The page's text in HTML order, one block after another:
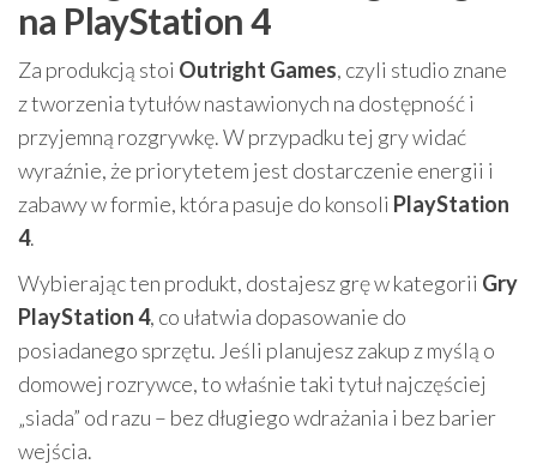
na PlayStation 4
Za produkcją stoi Outright Games, czyli studio znane
z tworzenia tytułów nastawionych na dostępność i
przyjemną rozgrywkę. W przypadku tej gry widać
wyraźnie, że priorytetem jest dostarczenie energii i
zabawy w formie, która pasuje do konsoli PlayStation
4.
Wybierając ten produkt, dostajesz grę w kategorii Gry
PlayStation 4, co ułatwia dopasowanie do
posiadanego sprzętu. Jeśli planujesz zakup z myślą o
domowej rozrywce, to właśnie taki tytuł najczęściej
„siada” od razu – bez długiego wdrażania i bez barier
wejścia.